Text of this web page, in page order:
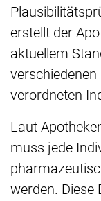
erstellt der
aktuellem
verordneten
Laut
muss jede
werden. Diese